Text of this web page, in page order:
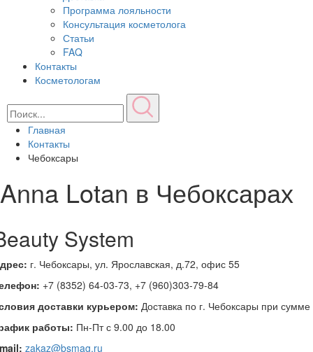
Программа лояльности
Консультация косметолога
Статьи
FAQ
Контакты
Косметологам
Главная
Контакты
Чебоксары
Anna Lotan в Чебоксарах
System
г. Чебоксары, ул. Ярославская, д.72, офис 55
+7 (8352) 64-03-73, +7 (960)303-79-84
доставки курьером: Доставка по г. Чебоксары при
работы: Пн-Пт с 9.00 до 18.00
zakaz@bsmag.ru